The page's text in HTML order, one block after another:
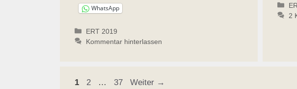
WhatsApp
Kategorien
ERT 2019
Kommentar hinterlassen
2
Seite
1 Seite
2 … Seite
37 Weiter →